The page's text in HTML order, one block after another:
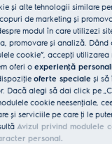
și alte tehnologii similare
de marketing și
modul în care utilizezi
promovare și analiză. Dând
cookie”, accepţi
oferi oexperienţă
oferte speciale și să
Dacă alegi să dai click pe
cookie neesenţiale,
și serviciile pe care ţi le
Avizul privind modulele
personal.